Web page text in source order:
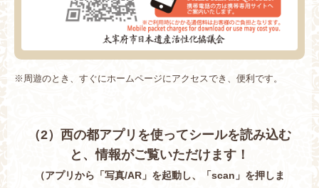
※周遊のとき、すぐにホームページにアクセスでき、便利です。
（2）西の都アプリを使ってシールを読み込む
と、情報がご覧いただけます！
（アプリから「写真/AR」を起動し、「scan」を押しま